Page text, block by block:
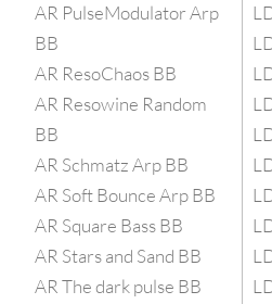
AR PulseModulator Arp
BB
AR ResoChaos BB
AR Resowine Random
BB
AR Schmatz Arp BB
AR Soft Bounce Arp BB
AR Square Bass BB
AR Stars and Sand BB
AR The dark pulse BB